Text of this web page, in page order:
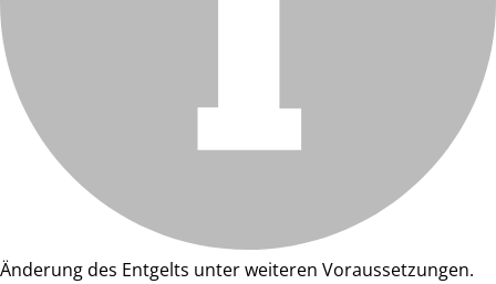
Änderung des Entgelts unter weiteren Voraussetzungen.